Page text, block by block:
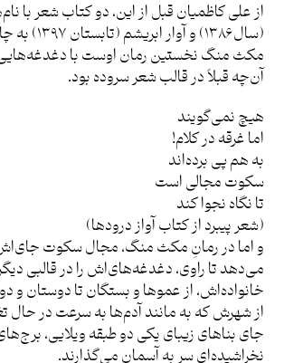
از علی کاظمیان قبل از این، دو کتاب شعر با
(سال ۱۳۸۶) و
مکث منگ نخستین رمان اوست با دغدغه‌هایی
آن‌چه قبلاً در قالب شعر سروده بود.
هیچ نمی‌گویند
اما غرقه در کلام‌!
به هم پی برده‌اند
سکوت مجالی است
تا نگاه نجوا کند
(شعر پیبرد از کتاب آواز درودها)
و اما در رمانِ مکث منگ، مجال سکوت
می‌دهد تا راوی، دغدغه‌های‌اش را در قالبی
خانواده‌اش، از عموها و بستگان تا دوستان
از شهرش که به‌ مانند آدم‌ها به سرعت در حال
جای بناهای زیبای یکی دو طبقه ویلایی،
نخراشیده‌ای سر به آسمان می‌گذارند.